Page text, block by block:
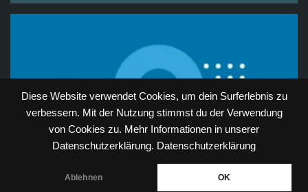
Diese Website verwendet Cookies, um dein Surferlebnis zu
verbessern. Mit der Nutzung stimmst du der Verwendung
von Cookies zu. Mehr Informationen in unserer
Datenschutzerklärung. Datenschutzerklärung
Ablehnen OK